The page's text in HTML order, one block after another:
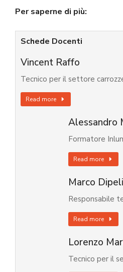
Per saperne di più:
Schede Docenti
Vincent Raffo
Tecnico per il settore
Read more
Alessandro
Formatore
Read more
Marco
Responsabile
Read more
Lorenzo
Tecnico per il